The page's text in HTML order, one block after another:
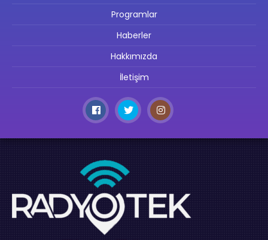
Programlar
Haberler
Hakkımızda
İletişim